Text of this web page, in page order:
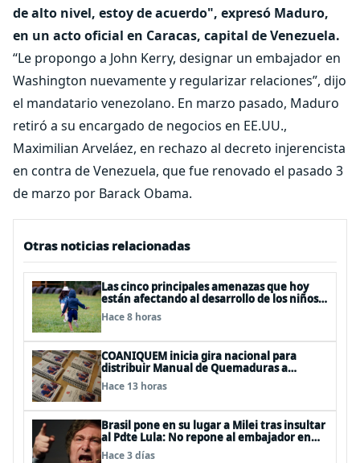
de alto nivel, estoy de acuerdo", expresó Maduro,
en un acto oficial en Caracas, capital de Venezuela.
“Le propongo a John Kerry, designar un embajador en
Washington nuevamente y regularizar relaciones”, dijo
el mandatario venezolano. En marzo pasado, Maduro
retiró a su encargado de negocios en EE.UU.,
Maximilian Arveláez, en rechazo al decreto injerencista
en contra de Venezuela, que fue renovado el pasado 3
de marzo por Barack Obama.
Otras noticias relacionadas
Las cinco principales amenazas que hoy
están afectando al desarrollo de los niños
en Chile
Hace 8 horas
COANIQUEM inicia gira nacional para
distribuir Manual de Quemaduras a
profesionales de la salud
Hace 13 horas
Brasil pone en su lugar a Milei tras insultar
al Pdte Lula: No repone al embajador en
BBSS y rebaja la relación bilateral
Hace 3 días